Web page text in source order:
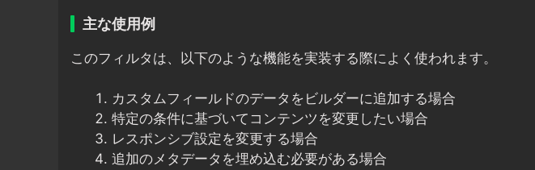
主な使用例
このフィルタは、以下のような機能を実装する際によく使われます。
カスタムフィールドのデータをビルダーに追加する場合
特定の条件に基づいてコンテンツを変更したい場合
レスポンシブ設定を変更する場合
追加のメタデータを埋め込む必要がある場合